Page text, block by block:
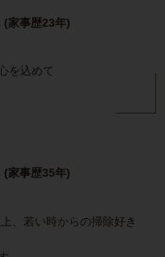
(家事歴23年)
を込めて
(家事歴35年)
、若い時からの掃除好き